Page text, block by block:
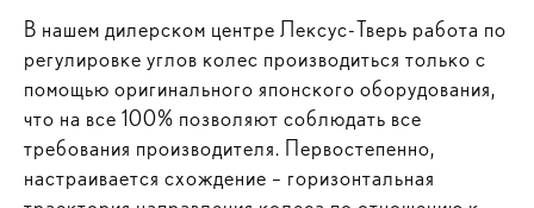
В нашем дилерском центре Лексус-Тверь работа по
регулировке углов колес производиться только с
помощью оригинального японского оборудования,
что на все 100% позволяют соблюдать все
требования производителя. Первостепенно,
настраивается схождение – горизонтальная